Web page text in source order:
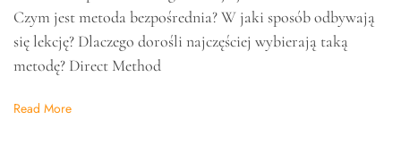
Czym jest metoda bezpośrednia? W jaki sposób odbywają
się lekcję? Dlaczego dorośli najczęściej wybierają taką
metodę? Direct Method
Read More